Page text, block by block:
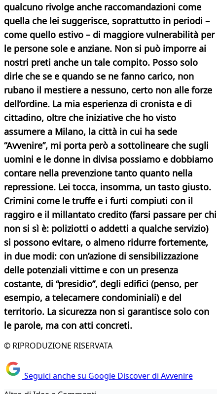
qualcuno rivolge anche raccomandazioni come
quella che lei suggerisce, soprattutto in periodi –
come quello estivo – di maggiore vulnerabilità per
le persone sole e anziane. Non si può imporre ai
nostri preti anche un tale compito. Posso solo
dirle che se e quando se ne fanno carico, non
rubano il mestiere a nessuno, certo non alle forze
dell’ordine. La mia esperienza di cronista e di
cittadino, oltre che iniziative che ho visto
assumere a Milano, la città in cui ha sede
“Avvenire”, mi porta però a sottolineare che sugli
uomini e le donne in divisa possiamo e dobbiamo
contare nella prevenzione tanto quanto nella
repressione. Lei tocca, insomma, un tasto giusto.
Crimini come le truffe e i furti compiuti con il
raggiro e il millantato credito (farsi passare per chi
non si sì è: poliziotti o addetti a qualche servizio)
si possono evitare, o almeno ridurre fortemente,
in due modi: con un’azione di sensibilizzazione
delle potenziali vittime e con un presenza
costante, di “presidio”, degli edifici (penso, per
esempio, a telecamere condominiali) e del
territorio. La sicurezza non si garantisce solo con
le parole, ma con atti concreti.
© RIPRODUZIONE RISERVATA
Seguici anche su Google Discover di Avvenire